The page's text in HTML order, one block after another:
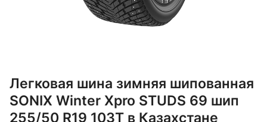
Легковая шина зимняя шипованная
SONIX Winter Xpro STUDS 69 шип
255/50 R19 103T в Казахстане